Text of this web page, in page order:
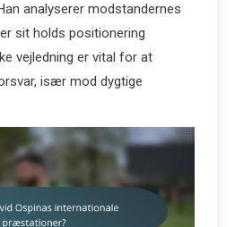
analyserer modstandernes
sit holds positionering
vejledning er vital for at
især mod dygtige